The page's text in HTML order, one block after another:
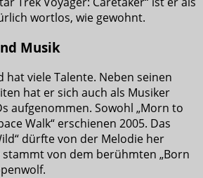
wortlos, wie gewohnt.
Musik
hat viele Talente. Neben seinen
hat er sich auch als Musiker
aufgenommen. Sowohl „Morn to
Walk“ erschienen 2005. Das
dürfte von der Melodie her
von dem berühmten „Born